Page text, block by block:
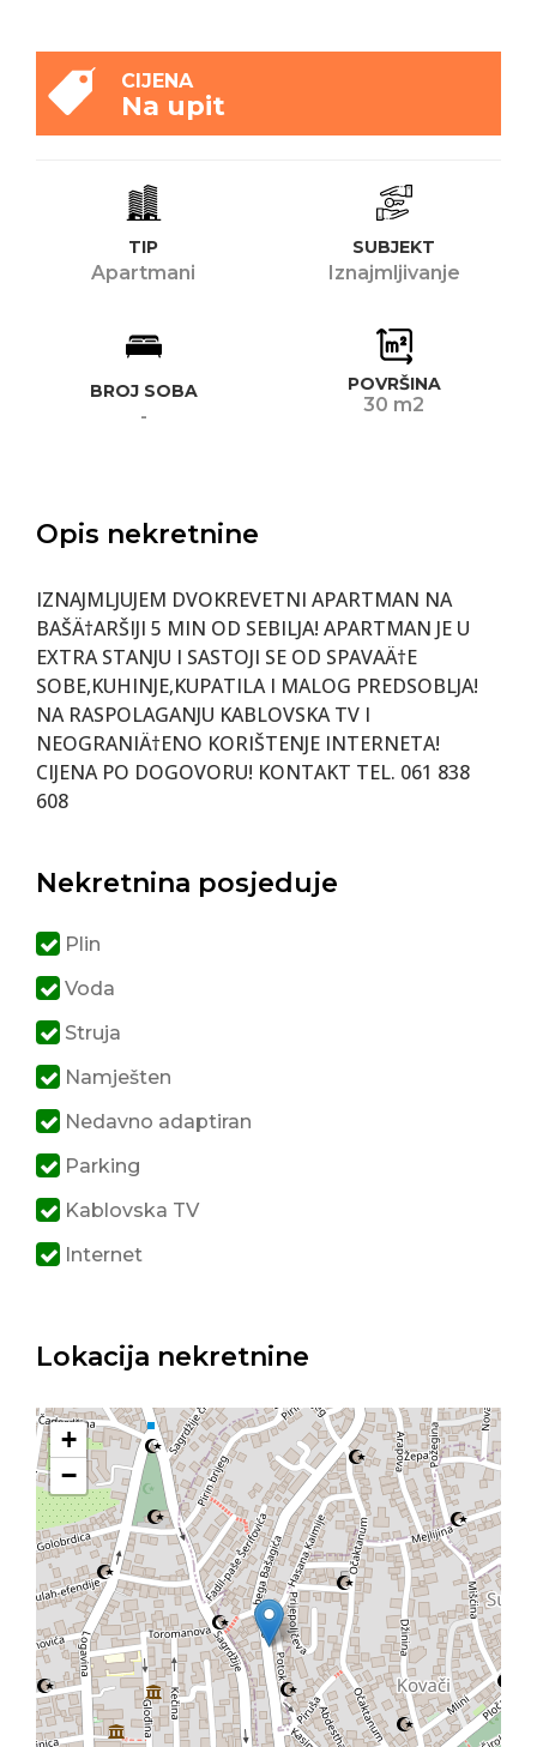
CIJENA
Na upit
TIP
Apartmani
SUBJEKT
Iznajmljivanje
BROJ SOBA
-
POVRŠINA
30 m2
Opis nekretnine
IZNAJMLJUJEM DVOKREVETNI APARTMAN NA
BAŠÄ†ARŠIJI 5 MIN OD SEBILJA! APARTMAN JE U
EXTRA STANJU I SASTOJI SE OD SPAVAÄ†E
SOBE,KUHINJE,KUPATILA I MALOG PREDSOBLJA!
NA RASPOLAGANJU KABLOVSKA TV I
NEOGRANIÄ†ENO KORIŠTENJE INTERNETA!
CIJENA PO DOGOVORU! KONTAKT TEL. 061 838
608
Nekretnina posjeduje
Plin
Voda
Struja
Namješten
Nedavno adaptiran
Parking
Kablovska TV
Internet
Lokacija nekretnine
+
−